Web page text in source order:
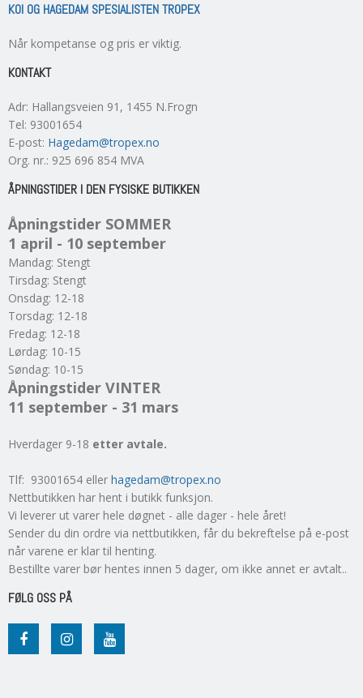
KOI OG HAGEDAM SPESIALISTEN TROPEX
Når kompetanse og pris er viktig.
KONTAKT
Adr: Hallangsveien 91 , 1455 N.Frogn
Tel: 93001654
E-post: Hagedam@tropex.no
Org. nr.: 925 696 854 MVA
ÅPNINGSTIDER I DEN FYSISKE BUTIKKEN
Åpningstider SOMMER
1 april - 10 september
Mandag: Stengt
Tirsdag: Stengt
Onsdag: 12-18
Torsdag: 12-18
Fredag: 12-18
Lørdag: 10-15
Søndag: 10-15
Åpningstider VINTER
11 september - 31 mars
Hverdager 9-18 etter avtale.
Tlf: 93001654 eller hagedam@tropex.no
Nettbutikken har hent i butikk funksjon.
Vi leverer ut varer hele døgnet - alle dager - hele året!
Sender du din ordre via nettbutikken, får du bekreftelse på e-post
når varene er klar til henting.
Bestillte varer bør hentes innen 5 dager, om ikke annet er avtalt..
FØLG OSS PÅ